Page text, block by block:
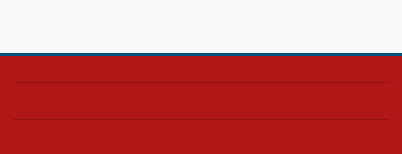
Colégio Presbiteriano
os funcionários